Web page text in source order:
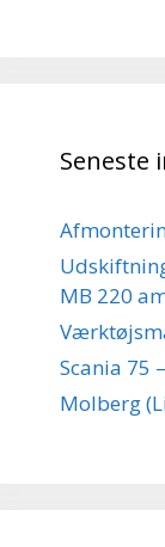
Seneste
MB 220
Scania 75
Molberg